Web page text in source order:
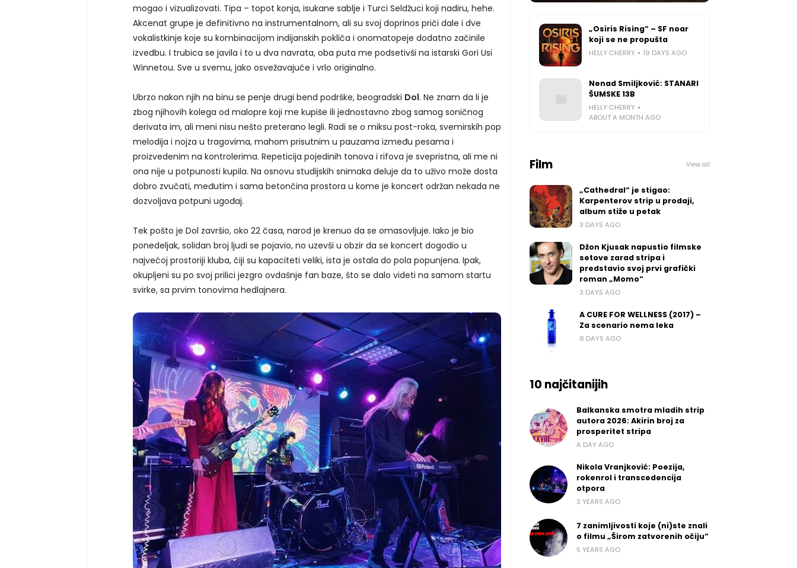
mogao i vizualizovati. Tipa – topot konja, isukane sablje i Turci Seldžuci koji nadiru, hehe.
Akcenat grupe je definitivno na instrumentalnom, ali su svoj doprinos priči dale i dve
vokalistkinje koje su kombinacijom indijanskih pokliča i onomatopeje dodatno začinile
izvedbu. I trubica se javila i to u dva navrata, oba puta me podsetivši na istarski Gori Usi
Winnetou. Sve u svemu, jako osvežavajuće i vrlo originalno.
Ubrzo nakon njih na binu se penje drugi bend podrške, beogradski Dol. Ne znam da li je
zbog njihovih kolega od malopre koji me kupiše ili jednostavno zbog samog soničnog
derivata im, ali meni nisu nešto preterano legli. Radi se o miksu post-roka, svemirskih pop
melodija i nojza u tragovima, mahom prisutnim u pauzama između pesama i
proizvedenim na kontrolerima. Repeticija pojedinih tonova i rifova je svepristna, ali me ni
ona nije u potpunosti kupila. Na osnovu studijskih snimaka deluje da to uživo može dosta
dobro zvučati, međutim i sama betončina prostora u kome je koncert održan nekada ne
dozvoljava potpuni ugođaj.
Tek pošto je Dol završio, oko 22 časa, narod je krenuo da se omasovljuje. Iako je bio
ponedeljak, solidan broj ljudi se pojavio, no uzevši u obzir da se koncert dogodio u
najvećoj prostoriji kluba, čiji su kapaciteti veliki, ista je ostala do pola popunjena. Ipak,
okupljeni su po svoj prilici jezgro ovdašnje fan baze, što se dalo videti na samom startu
svirke, sa prvim tonovima hedlajnera.
„Osiris Rising“ – SF noar
koji se ne propušta
HELLY CHERRY 19 DAYS AGO
Nenad Smiljković: STANARI
ŠUMSKE 13B
HELLY CHERRY
ABOUT A MONTH AGO
Film View all
„Cathedral“ je stigao:
Karpenterov strip u prodaji,
album stiže u petak
3 DAYS AGO
Džon Kjusak napustio filmske
setove zarad stripa i
predstavio svoj prvi grafički
roman „Momo“
3 DAYS AGO
A CURE FOR WELLNESS (2017) –
Za scenario nema leka
8 DAYS AGO
10 najčitanijih
Balkanska smotra mladih strip
autora 2026: Akirin broj za
prosperitet stripa
A DAY AGO
Nikola Vranjković: Poezija,
rokenrol i transcedencija
otpora
3 YEARS AGO
7 zanimljivosti koje (ni)ste znali
o filmu „Širom zatvorenih očiju“
5 YEARS AGO